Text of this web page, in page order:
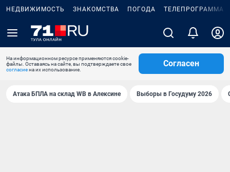
НЕДВИЖИМОСТЬ ЗНАКОМСТВА ПОГОДА ТЕЛЕПРОГРАММА
На информационном ресурсе применяются cookie-
файлы. Оставаясь на сайте, вы подтверждаете свое
согласиена их использование.
Согласен
Атака БПЛА на склад WB в Алексине Выборы в Госудуму 2026